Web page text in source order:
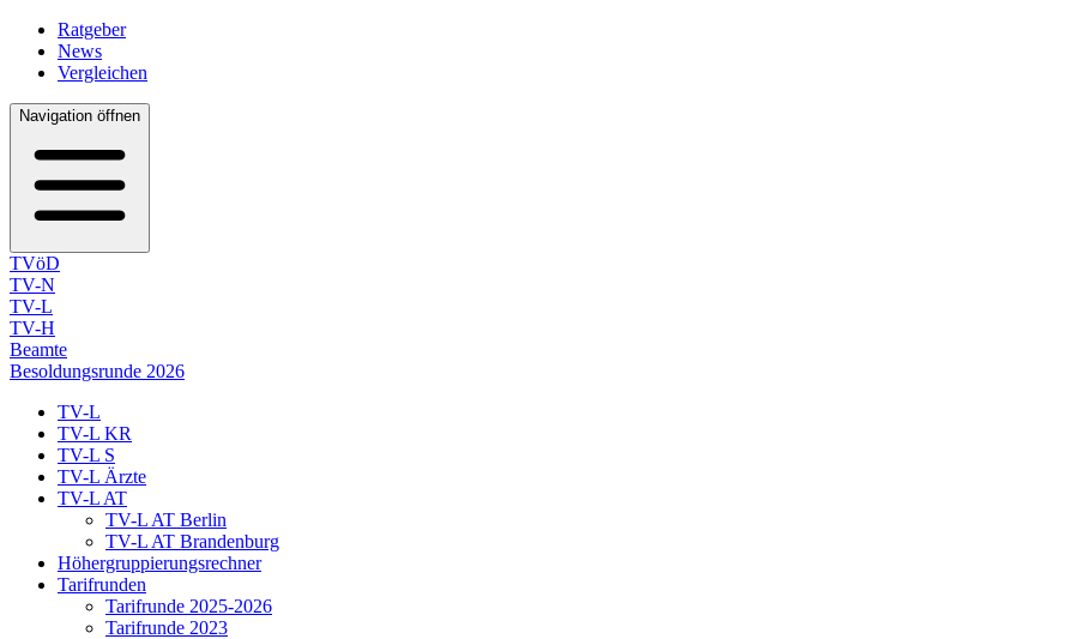
Ratgeber
News
Vergleichen
Navigation öffnen
TVöD
TV-N
TV-L
TV-H
Beamte
Besoldungsrunde 2026
TV-L
TV-L KR
TV-L S
TV-L Ärzte
TV-L AT
TV-L AT Berlin
TV-L AT Brandenburg
Höhergruppierungsrechner
Tarifrunden
Tarifrunde 2025-2026
Tarifrunde 2023